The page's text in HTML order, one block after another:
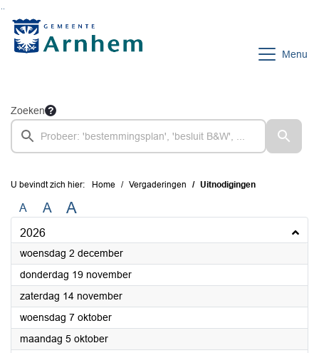
Menu
Zoeken
U bevindt zich hier: Home Vergaderingen Uitnodigingen
A A A
2026
woensdag 2 december2026
donderdag 19 november2026
zaterdag 14 november2026
woensdag 7 oktober2026
maandag 5 oktober2026